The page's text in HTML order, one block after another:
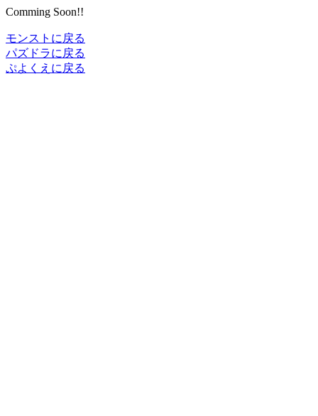
Comming Soon!!
モンストに戻る
パズドラに戻る
ぷよくえに戻る